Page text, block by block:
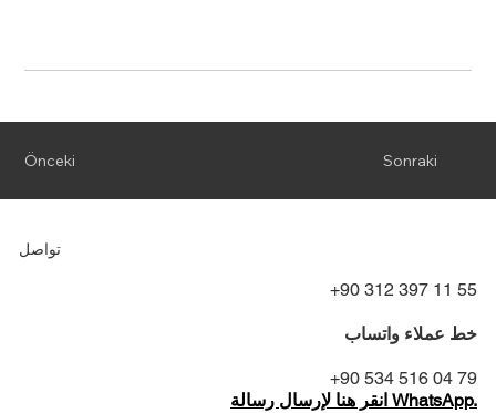
Sonraki
Önceki
تواصل
+90 312 397 11 55
خط عملاء واتساب
+90 534 516 04 79
انقر هنا لإرسال رسالة WhatsApp.